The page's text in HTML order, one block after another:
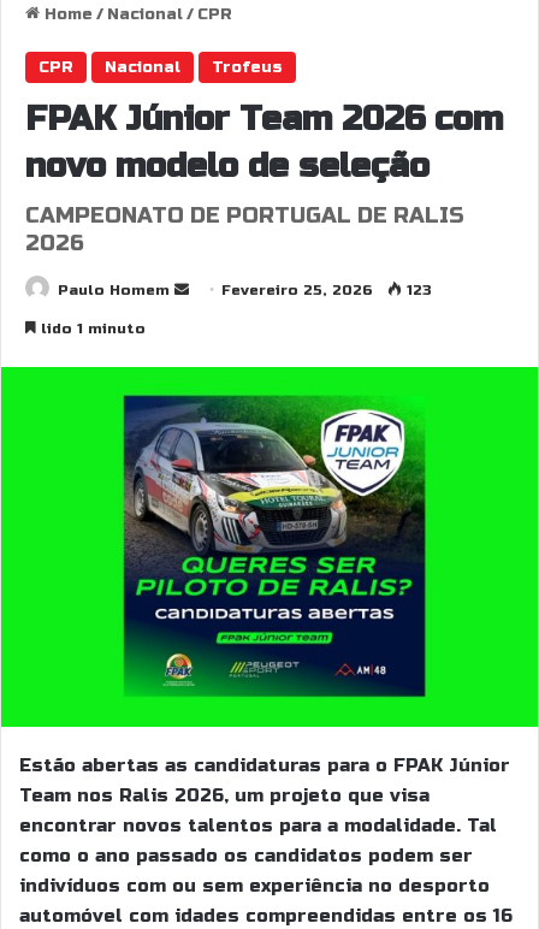
Home / Nacional/ CPR
CPR Nacional Trofeus
FPAK Júnior Team 2026 com
novo modelo de seleção
CAMPEONATO DE PORTUGAL DE RALIS
2026
Paulo Homem
SendFevereiro 25, 2026 123
lido 1 minuto
Estão abertas as candidaturas para o FPAK Júnior
Team nos Ralis 2026, um projeto que visa
encontrar novos talentos para a modalidade. Tal
como o ano passado os candidatos podem ser
indivíduos com ou sem experiência no desporto
automóvel com idades compreendidas entre os 16